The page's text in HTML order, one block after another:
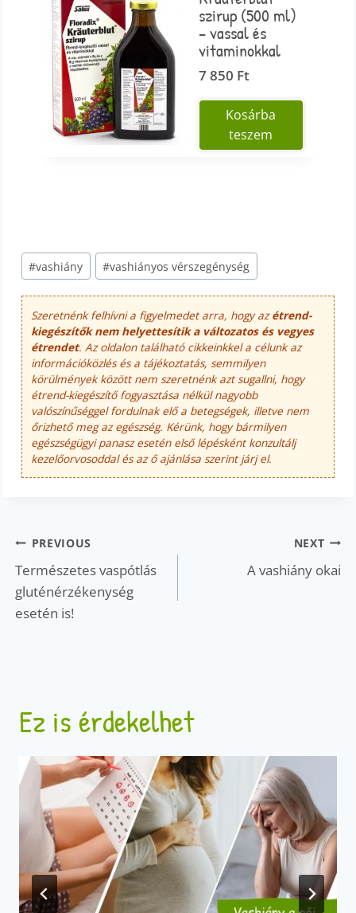
szirup (500 ml)
– vassal és
vitaminokkal
7 850 Ft
Kosárba
teszem
Post
Tags:
#vashiány #vashiányos vérszegénység
Szeretnénk felhívni a figyelmedet arra, hogy azétrend-
kiegészítők nem helyettesítik a változatos és vegyes
étrendet. Az oldalon található cikkeinkkel a célunk az
információközlés és a tájékoztatás, semmilyen
körülmények között nem szeretnénk azt sugallni, hogy
étrend-kiegészítő fogyasztása nélkül nagyobb
valószínűséggel fordulnak elő a betegségek, illetve nem
őrizhető meg az egészség. Kérünk, hogy bármilyen
egészségügyi panasz esetén első lépésként konzultálj
kezelőorvosoddal és az ő ajánlása szerint járj el.
Bejegyzés
navigáció
PREVIOUS
Természetes vaspótlás
gluténérzékenység
esetén is!
NEXT
A vashiány okai
Ez is érdekelhet